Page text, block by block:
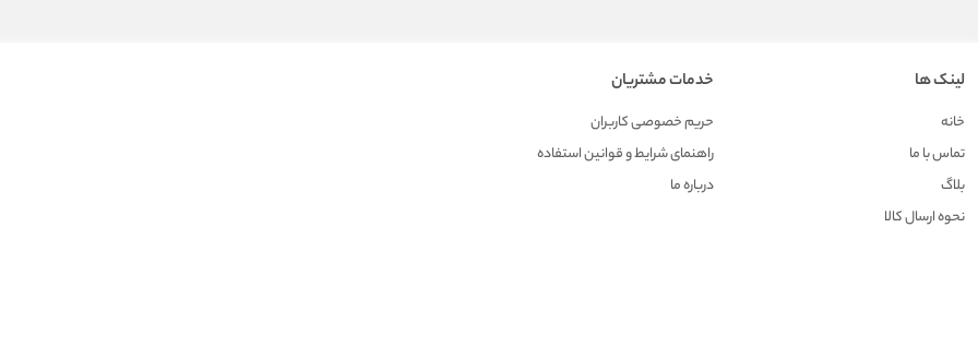
لینک ها
خانه
تماس با ما
بلاگ
نحوه ارسال کالا
خدمات مشتریان
حریم خصوصی کاربران
راهنمای شرایط و قوانین استفاده
درباره ما